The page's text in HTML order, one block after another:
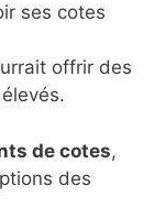
ses cotes
offrir des
de cotes,
des